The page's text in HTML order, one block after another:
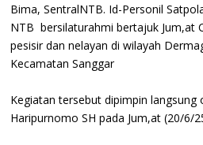
Bima, SentralNTB. Id-Personil
NTB bersilaturahmi bertajuk Jum,at
pesisir dan nelayan di wilayah
Kecamatan Sanggar
Kegiatan tersebut dipimpin langsung
Haripurnomo SH pada Jum,at (20/6/